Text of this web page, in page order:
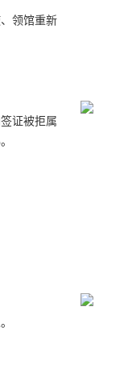
领馆重新
证被拒属